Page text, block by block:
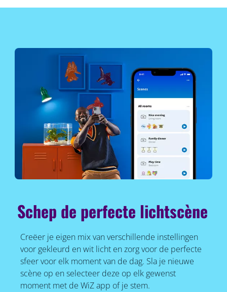
Schep de perfecte lichtscène
Creëer je eigen mix van verschillende instellingen
voor gekleurd en wit licht en zorg voor de perfecte
sfeer voor elk moment van de dag. Sla je nieuwe
scène op en selecteer deze op elk gewenst
moment met de WiZ app of je stem.